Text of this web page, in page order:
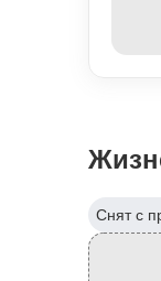
Снят с